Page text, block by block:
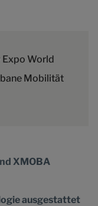
Expo World
Mobilität
XMOBA
ausgestattet